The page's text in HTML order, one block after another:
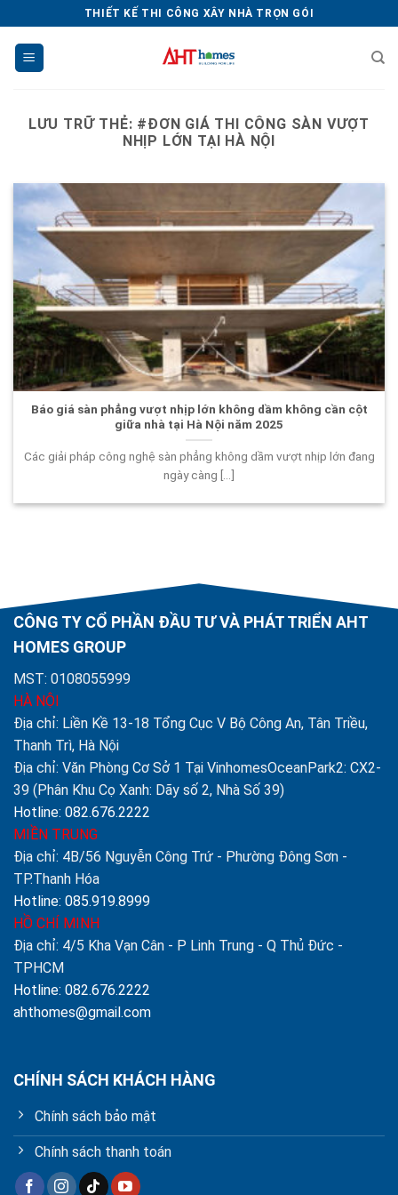
dung
THIẾT KẾ THI CÔNG XÂY NHÀ TRỌN GÓI
LƯU TRỮ THẺ: #ĐƠN GIÁ THI CÔNG SÀN VƯỢT
NHỊP LỚN TẠI HÀ NỘI
Báo giá sàn phẳng vượt nhịp lớn không dầm không cần cột
giữa nhà tại Hà Nội năm 2025
Các giải pháp công nghệ sàn phẳng không dầm vượt nhịp lớn đang
ngày càng [...]
CÔNG TY CỔ PHẦN ĐẦU TƯ VÀ PHÁT TRIỂN AHT
HOMES GROUP
MST: 0108055999
HÀ NỘI
Địa chỉ: Liền Kề 13-18 Tổng Cục V Bộ Công An, Tân Triều,
Thanh Trì, Hà Nội
Địa chỉ: Văn Phòng Cơ Sở 1 Tại VinhomesOceanPark2: CX2-
39 (Phân Khu Cọ Xanh: Dãy số 2, Nhà Số 39)
Hotline: 082.676.2222
MIỀN TRUNG
Địa chỉ: 4B/56 Nguyễn Công Trứ - Phường Đông Sơn -
TP.Thanh Hóa
Hotline: 085.919.8999
HỒ CHÍ MINH
Địa chỉ: 4/5 Kha Vạn Cân - P Linh Trung - Q Thủ Đức -
TPHCM
Hotline: 082.676.2222
ahthomes@gmail.com
CHÍNH SÁCH KHÁCH HÀNG
Chính sách bảo mật
Chính sách thanh toán